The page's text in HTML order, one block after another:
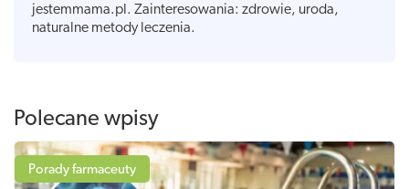
jestemmama.pl. Zainteresowania: zdrowie, uroda,
naturalne metody leczenia.
Polecane wpisy
Porady farmaceuty